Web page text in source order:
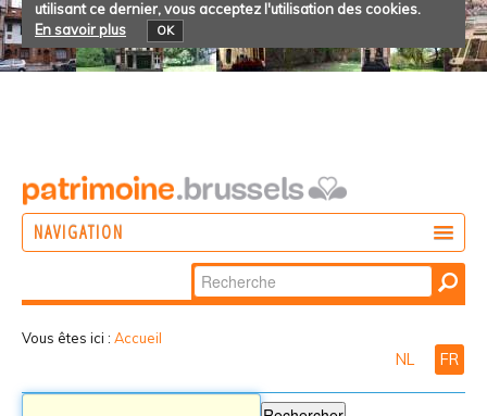
utilisant ce dernier, vous acceptez l'utilisation des cookies.
En savoir plus
OK
NAVIGATION
Chercher par
Recherche
Vous êtes ici : Accueil
NL FR